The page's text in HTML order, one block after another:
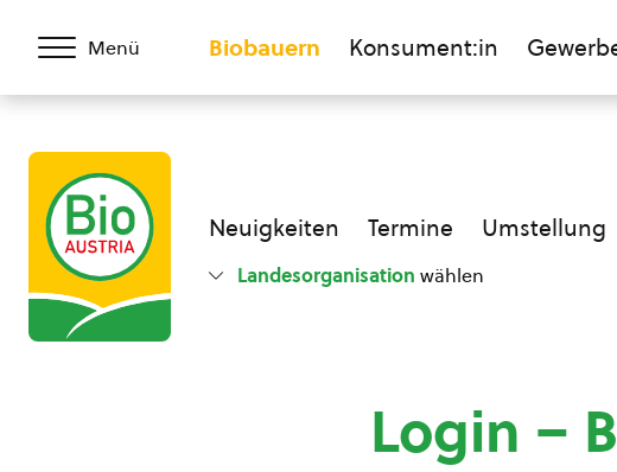
Menü Biobauern Konsument:in
Neuigkeiten Termine Umstellung
Landesorganisation wählen
Login –